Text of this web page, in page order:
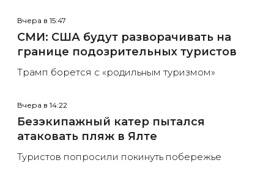
Вчера в 15:47
СМИ: США будут разворачивать на
границе подозрительных туристов
Трамп борется с «родильным туризмом»
Вчера в 14:22
Безэкипажный катер пытался
атаковать пляж в Ялте
Туристов попросили покинуть побережье